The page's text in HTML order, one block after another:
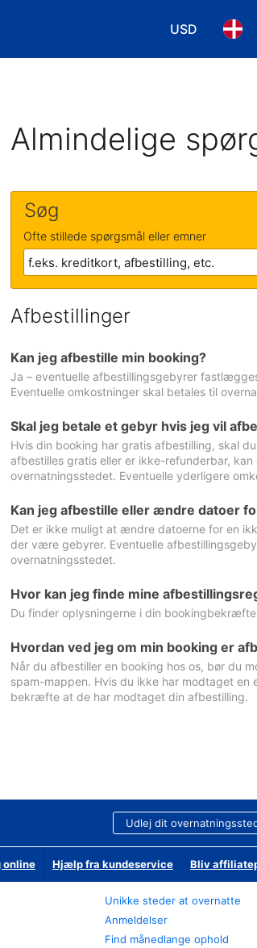
USD
Vælg valuta.
Almindelige
Søg
Ofte stillede spørgsmål eller emner
Afbestillinger
Kan jeg afbestille min booking?
Ja – eventuelle afbestillingsgebyrer
Eventuelle omkostninger skal betales til
Skal jeg betale et gebyr hvis jeg vil
Hvis din booking har gratis afbestilling, skal
afbestilles gratis eller er ikke-refunderbar,
overnatningsstedet. Eventuelle yderligere
Kan jeg afbestille eller ændre datoer
Det er ikke muligt at ændre datoerne for en
der være gebyrer. Eventuelle
overnatningsstedet.
Hvor kan jeg finde mine
Du finder oplysningerne i din
Hvordan ved jeg om min booking er
Når du afbestiller en booking hos os, bør du
spam-mappen. Hvis du ikke har modtaget
bekræfte at de har modtaget din afbestilling.
Udlej dit
online Hjælp fra kundeservice Bliv
Unikke steder at overnatte
Anmeldelser
Find månedlange ophold